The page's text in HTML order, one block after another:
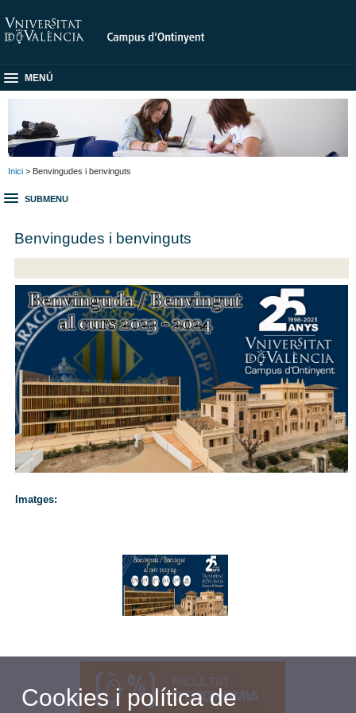
MENÚ
Inici > Benvingudes i benvinguts
SUBMENU
Benvingudes i benvinguts
Imatges:
Cookies i política de